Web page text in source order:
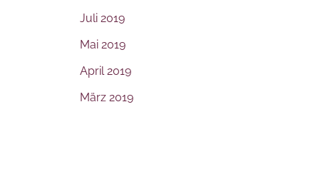
Juli 2019
Mai 2019
April 2019
März 2019